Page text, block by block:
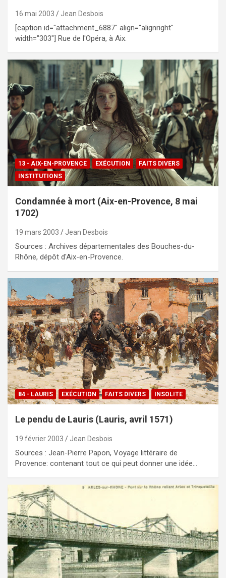
16 mai 2003 Jean Desbois
[caption id="attachment_6887" align="alignright"
width="303"] Rue de l'Opéra, à Aix.
13 - AIX-EN-PROVENCE EXÉCUTION
FAITS DIVERS
INSTITUTIONS
Condamnée à mort (Aix-en-Provence, 8 mai
1702)
19 mars 2003 Jean Desbois
Sources : Archives départementales des Bouches-du-
Rhône, dépôt d'Aix-en-Provence.
84 - LAURIS EXÉCUTION FAITS DIVERS INSOLITE
Le pendu de Lauris (Lauris, avril 1571)
19 février 2003 Jean Desbois
Sources : Jean-Pierre Papon, Voyage littéraire de
Provence: contenant tout ce qui peut donner une idée…